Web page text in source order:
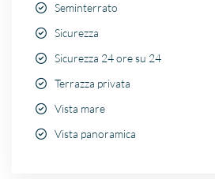
Seminterrato
Sicurezza
Sicurezza 24 ore su 24
Terrazza privata
Vista mare
Vista panoramica